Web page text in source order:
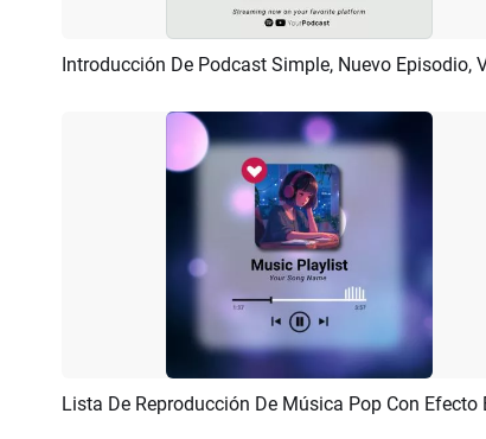
Previsualizar Crear IA
Previsualizar Crear IA